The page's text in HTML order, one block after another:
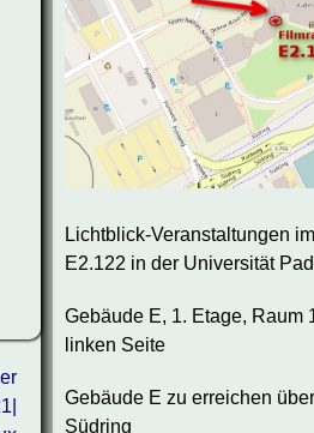
Lichtblick-Veranstaltungen
E2.122 in der Universität
Gebäude E, 1. Etage, Raum
linken Seite
Gebäude E zu erreichen
Südring